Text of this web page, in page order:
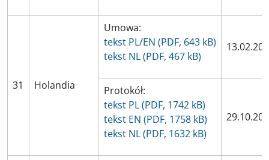
31 Holandia
Umowa:
tekst PL/EN (PDF, 643 kB)
tekst NL (PDF, 467 kB)
Protokół:
tekst PL (PDF, 1742 kB)
tekst EN (PDF, 1758 kB)
tekst NL (PDF, 1632 kB)